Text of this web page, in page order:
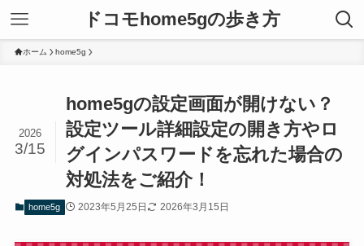
ドコモhome5gの歩き方
ホーム home5g
home5gの設定画面が開けない？
設定ツール詳細設定の開き方やロ
グインパスワードを忘れた場合の
対処法をご紹介！
2026
3/15
home5g 2023年5月25日 2026年3月15日